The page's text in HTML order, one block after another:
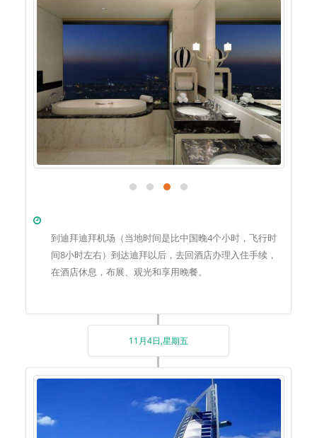
到迪拜迪拜机场（当地时间是比中国晚4个小时，飞行时
间8小时左右）到达迪拜以后，去回酒店办理入住手续，
在酒店休息，布展、观光和享用晚餐。
11月4日,星期五